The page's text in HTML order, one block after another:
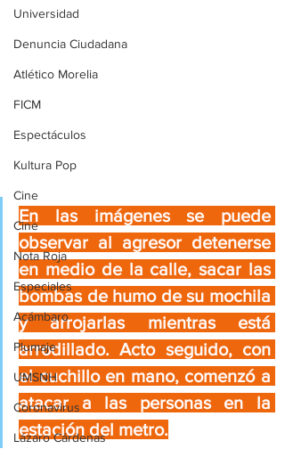
Universidad
Denuncia Ciudadana
Atlético Morelia
FICM
Espectáculos
Kultura Pop
Cine
Cine
Nota Roja
Especiales
Acámbaro
Plumaje
UMSNH
Coronavirus
Lázaro Cárdenas
En las imágenes se puede
observar al agresor detenerse
en medio de la calle, sacar las
bombas de humo de su mochila
y arrojarlas mientras está
arrodillado. Acto seguido, con
el cuchillo en mano, comenzó a
atacar a las personas en la
estación del metro.